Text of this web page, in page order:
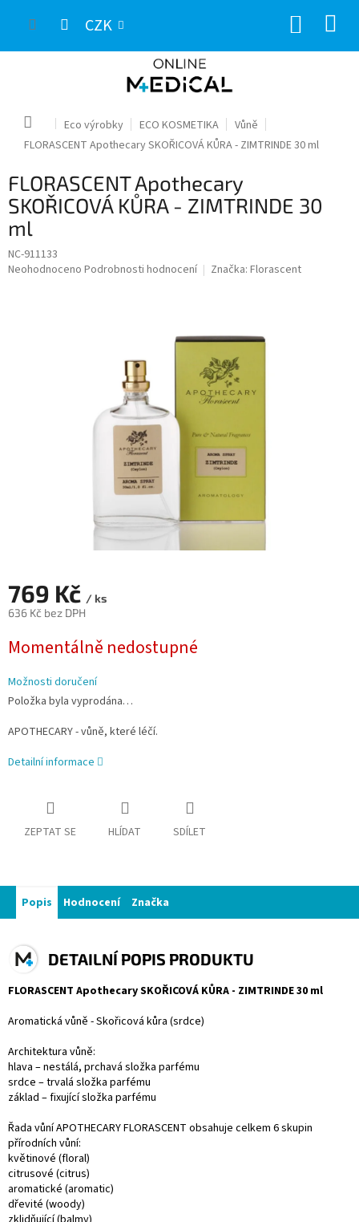
CZK
Domů Eco výrobky ECO KOSMETIKA
Vůně
FLORASCENT Apothecary SKOŘICOVÁ KŮRA - ZIMTRINDE 30 ml
FLORASCENT Apothecary
SKOŘICOVÁ KŮRA - ZIMTRINDE 30
ml
NC-911133
Průměrné
Neohodnoceno Podrobnosti hodnocení Značka: Florascent
769 Kč / ks
636 Kč bez DPH
cena:
Momentálně nedostupné
Možnosti doručení
Položka byla vyprodána…
APOTHECARY - vůně, které léčí.
Detailní informace
ZEPTAT SE HLÍDAT SDÍLET
Popis Hodnocení Značka
DETAILNÍ POPIS PRODUKTU
FLORASCENT Apothecary SKOŘICOVÁ KŮRA - ZIMTRINDE 30 ml
Aromatická vůně - Skořicová kůra (srdce)
Architektura vůně:
hlava – nestálá, prchavá složka parfému
srdce – trvalá složka parfému
základ – fixující složka parfému
Řada vůní APOTHECARY FLORASCENT obsahuje celkem 6 skupin
přírodních vůní:
květinové (floral)
citrusové (citrus)
aromatické (aromatic)
dřevité (woody)